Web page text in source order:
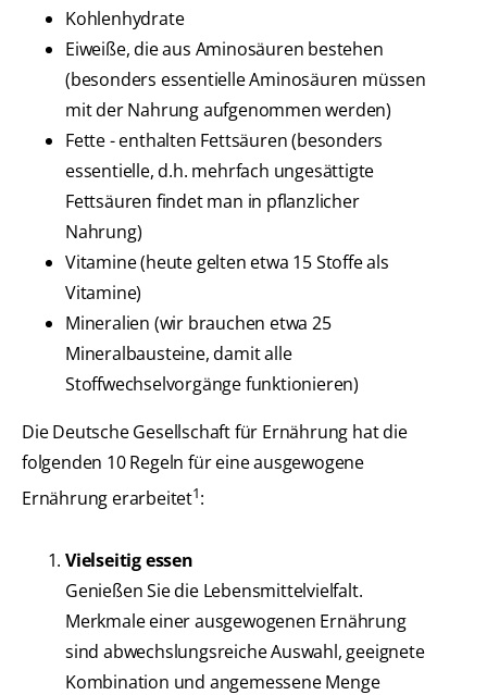
Kohlenhydrate
Eiweiße, die aus Aminosäuren bestehen
(besonders essentielle Aminosäuren müssen
mit der Nahrung aufgenommen werden)
Fette - enthalten Fettsäuren (besonders
essentielle, d.h. mehrfach ungesättigte
Fettsäuren findet man in pflanzlicher
Nahrung)
Vitamine (heute gelten etwa 15 Stoffe als
Vitamine)
Mineralien (wir brauchen etwa 25
Mineralbausteine, damit alle
Stoffwechselvorgänge funktionieren)
Die Deutsche Gesellschaft für Ernährung hat die
folgenden 10 Regeln für eine ausgewogene
Ernährung erarbeitet1:
Vielseitig essen
Genießen Sie die Lebensmittelvielfalt.
Merkmale einer ausgewogenen Ernährung
sind abwechslungsreiche Auswahl, geeignete
Kombination und angemessene Menge